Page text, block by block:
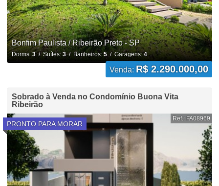
Bonfim Paulista / Ribeirão Preto - SP
Dorms:3/ Suítes:3/ Banheiros:5/ Garagens: 4
Venda: R$ 2.290.000,00
Sobrado à Venda no Condomínio Buona Vita
Ribeirão
PRONTO PARA MORAR
Ref.: FA08969